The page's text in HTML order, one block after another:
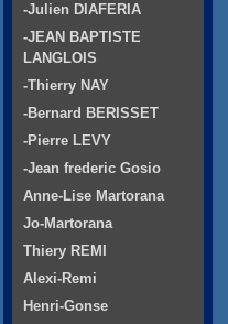
-Julien DIAFERIA
-JEAN BAPTISTE
LANGLOIS
-Thierry NAY
-Bernard BERISSET
-Pierre LEVY
-Jean frederic Gosio
Anne-Lise Martorana
Jo-Martorana
Thiery REMI
Alexi-Remi
Henri-Gonse